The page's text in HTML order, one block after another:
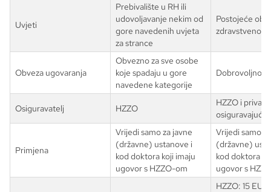
Uvjeti
Prebivalište u RH ili
udovoljavanje nekim od
gore navedenih uvjeta
za strance
Postojeće
zdravstveno
Obveza ugovaranja
Obvezno za sve osobe
koje spadaju u gore
navedene kategorije
Dobrovoljno
Osiguravatelj HZZO
HZZO i
osiguravajuće
Primjena
Vrijedi samo za javne
(državne) ustanove i
kod doktora koji imaju
ugovor s HZZO-om
Vrijedi samo
(državne)
kod doktora
ugovor s
HZZO: 15